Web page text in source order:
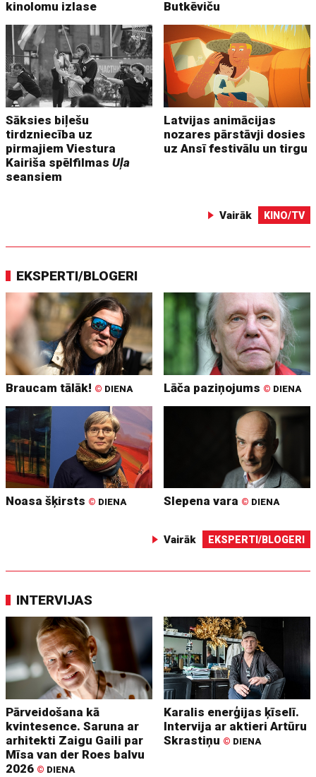
kinolomu izlase
Butkēviču
Sāksies biļešu
tirdzniecība uz
pirmajiem Viestura
Kairiša spēlfilmasUļa
seansiem
Latvijas animācijas
nozares pārstāvji dosies
uz Ansī festivālu un tirgu
Vairāk KINO/TV
EKSPERTI/BLOGERI
Braucam tālāk! © DIENA Lāča paziņojums © DIENA
Noasa šķirsts © DIENA Slepena vara © DIENA
Vairāk EKSPERTI/BLOGERI
INTERVIJAS
Pārveidošana kā
kvintesence. Saruna ar
arhitekti Zaigu Gaili par
Mīsa van der Roes balvu
2026 © DIENA
Karalis enerģijas ķīselī.
Intervija ar aktieri Artūru
Skrastiņu © DIENA